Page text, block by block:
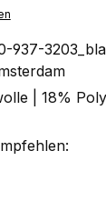
937-
| 18%